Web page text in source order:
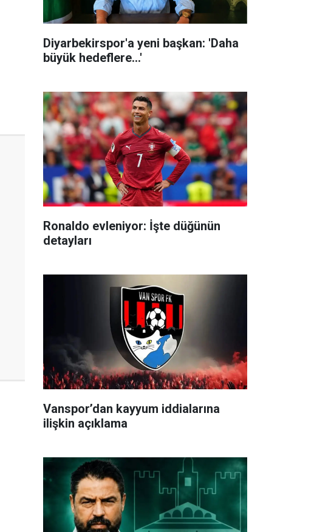
Diyarbekirspor'a yeni başkan: 'Daha
büyük hedeflere...'
Ronaldo evleniyor: İşte düğünün
detayları
Vanspor’dan kayyum iddialarına
ilişkin açıklama